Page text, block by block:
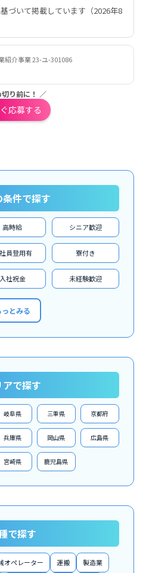
づいて掲載しています（2026年8
紹介事業 23-ユ-301086
り前に！ ／
応募する
条件で探す
高時給 シニア歓迎
員登用有 寮付き
入社祝金 未経験歓迎
っとみる
アで探す
岐阜県 三重県 京都府
兵庫県 岡山県 広島県
宮崎県 鹿児島県
で探す
オペレーター 運搬 製造業